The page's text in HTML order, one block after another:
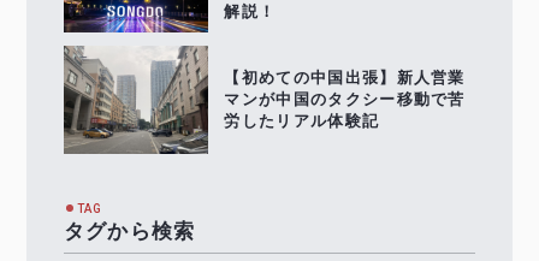
解説！
【初めての中国出張】新人営業
マンが中国のタクシー移動で苦
労したリアル体験記
TAG
タグから検索